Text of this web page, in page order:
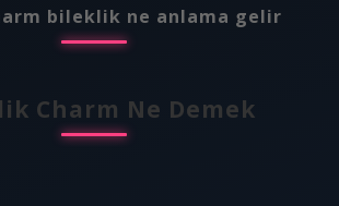
bileklik ne anlama gelir
Charm Ne Demek